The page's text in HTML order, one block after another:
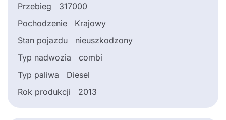
Przebieg
317000
Pochodzenie
Krajowy
Stan pojazdu
nieuszkodzony
Typ nadwozia
combi
Typ paliwa
Diesel
Rok produkcji
2013